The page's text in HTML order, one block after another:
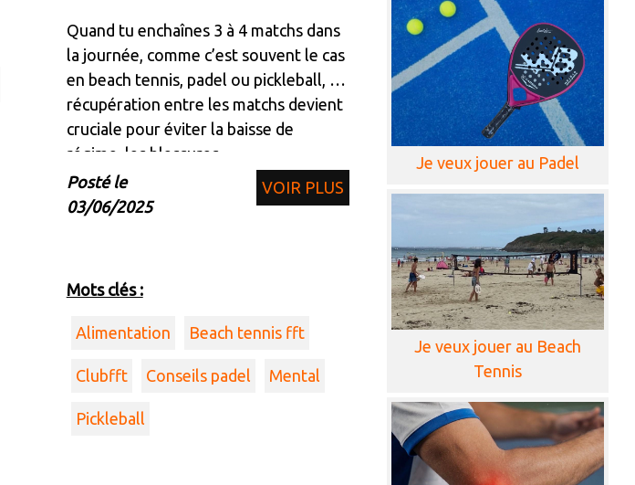
Quand tu enchaînes 3 à 4 matchs dans
la journée, comme c’est souvent le cas
en beach tennis, padel ou pickleball, la
récupération entre les matchs devient
cruciale pour éviter la baisse de
régime, les blessures
Posté le
03/06/2025
VOIR PLUS
Mots clés :
Alimentation Beach tennis fft
Clubfft Conseils padel Mental
Pickleball
Je veux jouer au Padel
Je veux jouer au Beach
Tennis